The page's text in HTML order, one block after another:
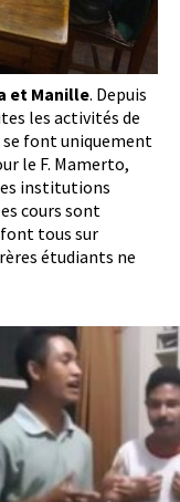
et Manille. Depuis
les activités de
se font uniquement
le F. Mamerto,
institutions
cours sont
tous sur
étudiants ne